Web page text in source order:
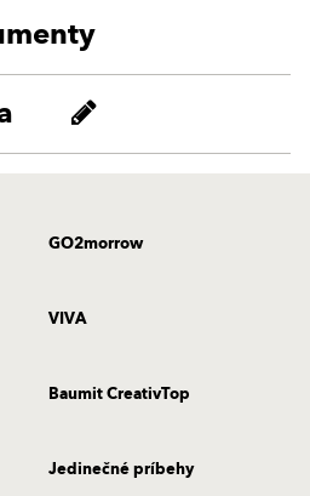
GO2morrow
VIVA
Baumit CreativTop
Jedinečné príbehy